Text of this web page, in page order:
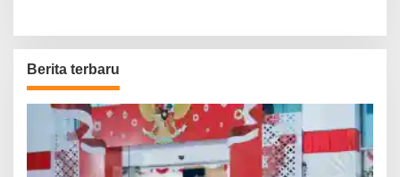
Berita terbaru